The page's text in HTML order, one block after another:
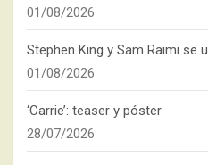
01/08/2026
Stephen King y Sam Raimi se
01/08/2026
‘Carrie’: teaser y póster
28/07/2026